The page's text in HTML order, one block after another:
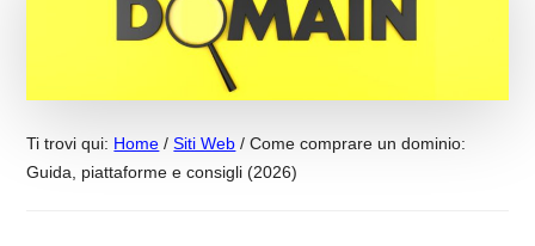
Ti trovi qui: Home / Siti Web / Come comprare un dominio:
Guida, piattaforme e consigli (2026)